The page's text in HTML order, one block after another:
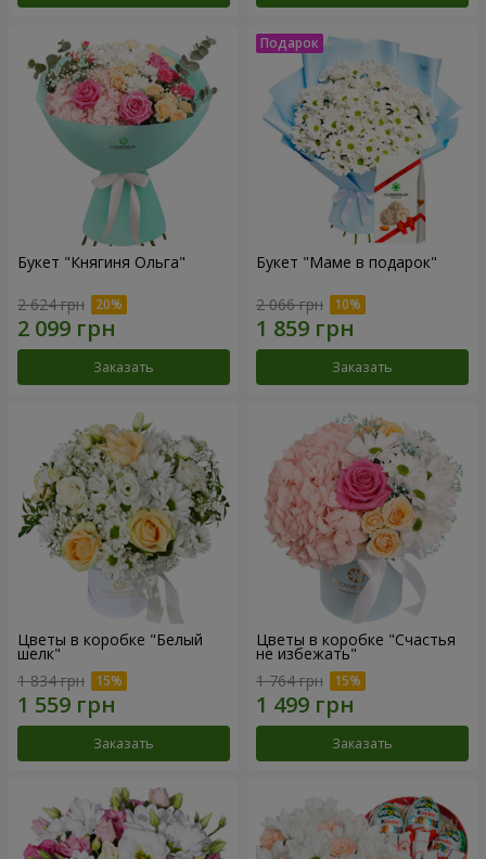
Букет "Княгиня Ольга"
2 624 грн
Заказать
Букет "Маме в подарок"
2 066 грн
Заказать
Цветы в коробке "Белый
шелк"
1 834 грн
Заказать
Цветы в коробке "Счастья
не избежать"
1 764 грн
Заказать